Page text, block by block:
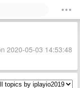
2020-05-03 14:53:48